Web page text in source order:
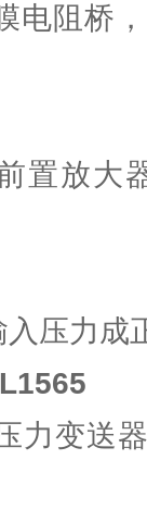
电阻桥
置放大
压力成
力变送